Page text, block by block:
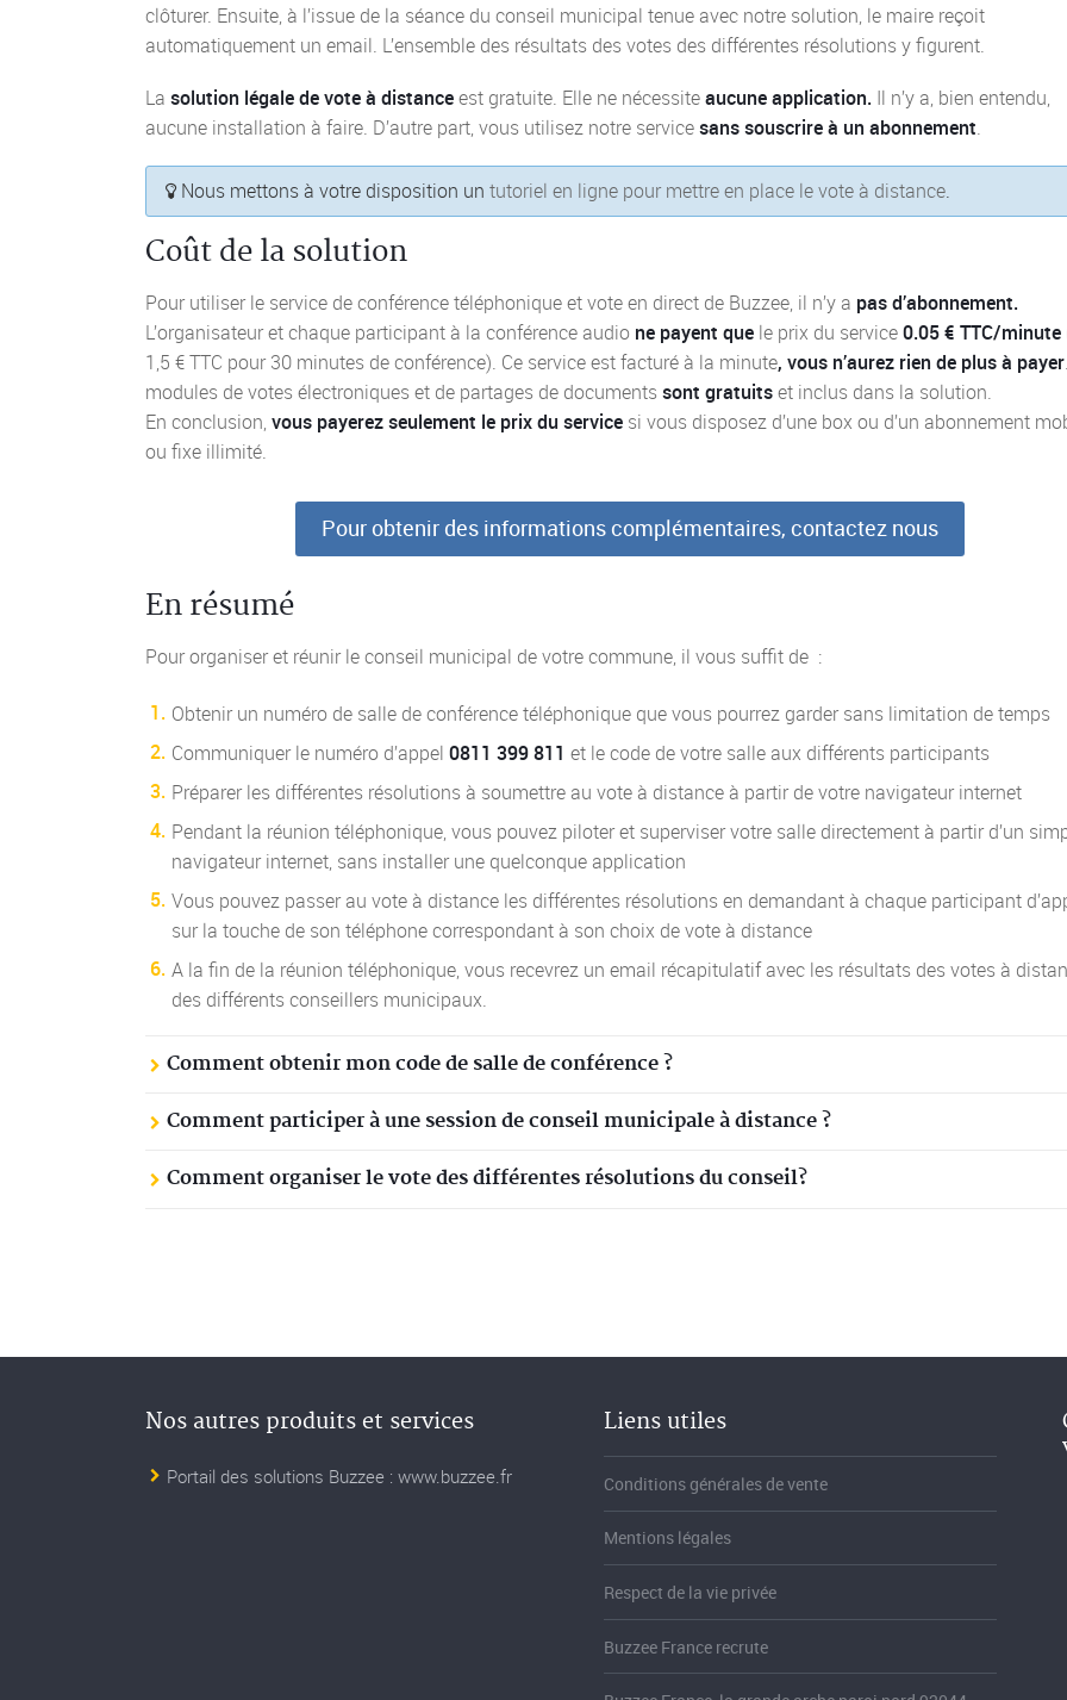
clôturer. Ensuite, à l’issue de la séance du conseil municipal tenue avec notre solution, le maire reçoit
automatiquement un email. L’ensemble des résultats des votes des différentes résolutions y figurent.
La solution légale de vote à distanceest gratuite. Elle ne nécessiteaucune application. Il n’y a, bien entendu,
aucune installation à faire. D’autre part, vous utilisez notre servicesans souscrire à un abonnement.
Nous mettons à votre disposition un tutoriel en ligne pour mettre en place le vote à distance.
Coût de la solution
Pour utiliser le service de conférence téléphonique et vote en direct de Buzzee, il n’y a pas d’abonnement.
L’organisateur et chaque participant à la conférence audio ne payent que le prix du service0.05 € TTC/minute
1,5 € TTC pour 30 minutes de conférence). Ce service est facturé à la minute, vous n’aurez rien de plus à payer
modules de votes électroniques et de partages de documentssont gratuitset inclus dans la solution.
En conclusion, vous payerez seulement le prix du service si vous disposez d’une box ou d’un abonnement
ou fixe illimité.
Pour obtenir des informations complémentaires, contactez nous
En résumé
Pour organiser et réunir le conseil municipal de votre commune, il vous suffit de :
Obtenir un numéro de salle de conférence téléphonique que vous pourrez garder sans limitation de temps
Communiquer le numéro d’appel 0811 399 811 et le code de votre salle aux différents participants
Préparer les différentes résolutions à soumettre au vote à distance à partir de votre navigateur internet
Pendant la réunion téléphonique, vous pouvez piloter et superviser votre salle directement à partir d’un
navigateur internet, sans installer une quelconque application
Vous pouvez passer au vote à distance les différentes résolutions en demandant à chaque participant
sur la touche de son téléphone correspondant à son choix de vote à distance
A la fin de la réunion téléphonique, vous recevrez un email récapitulatif avec les résultats des votes à
des différents conseillers municipaux.
Comment obtenir mon code de salle de conférence ?
Comment participer à une session de conseil municipale à distance ?
Comment organiser le vote des différentes résolutions du conseil?
Nos autres produits et services
Portail des solutions Buzzee : www.buzzee.fr
Liens utiles
Conditions générales de vente
Mentions légales
Respect de la vie privée
Buzzee France recrute